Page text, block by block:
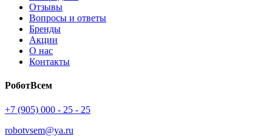
Отзывы
Вопросы и ответы
Бренды
Акции
О нас
Контакты
РоботВсем
+7 (905) 000 - 25 - 25
robotvsem@ya.ru